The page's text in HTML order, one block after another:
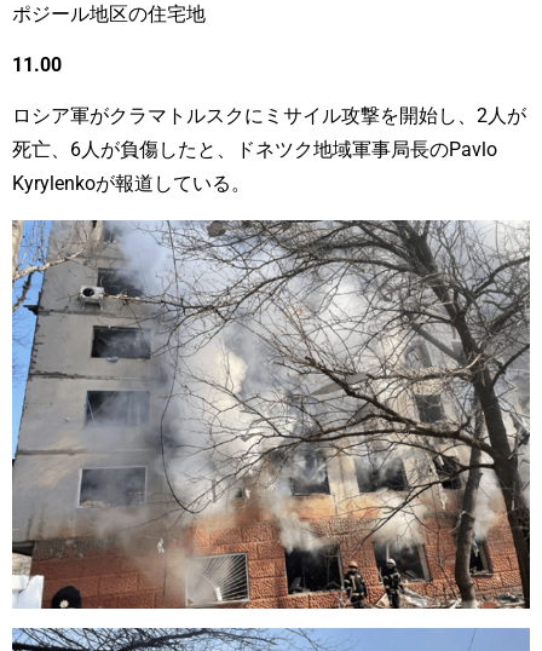
ポジール地区の住宅地
11.00
ロシア軍がクラマトルスクにミサイル攻撃を開始し、2人が
死亡、6人が負傷したと、ドネツク地域軍事局長のPavlo
Kyrylenkoが報道している。